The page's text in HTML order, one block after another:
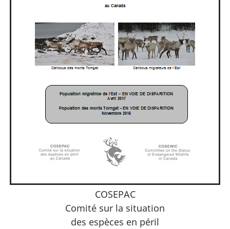
COSEPAC
Comité sur la situation
des espèces en péril